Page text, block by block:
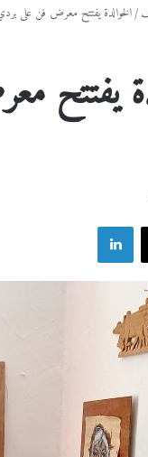
/الخوالدة يفتتح معرض فن على